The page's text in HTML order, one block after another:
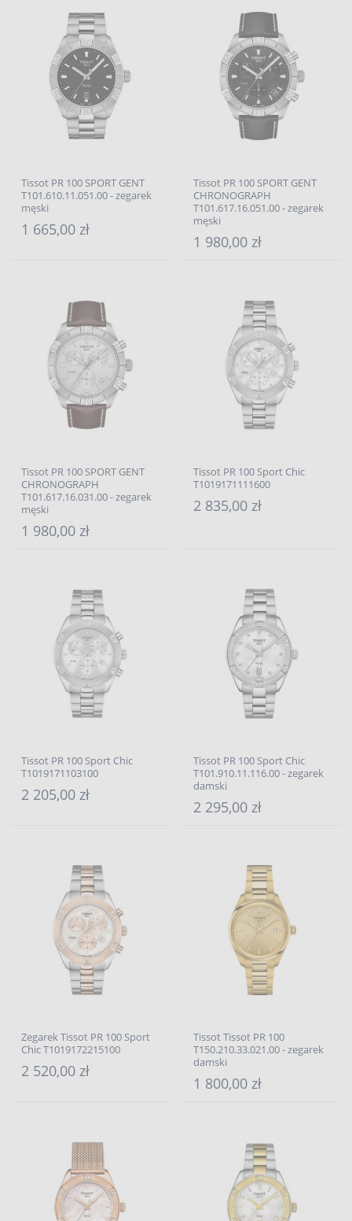
Tissot PR 100 SPORT GENT
T101.610.11.051.00 - zegarek
męski
1 665,00 zł
Tissot PR 100 SPORT GENT
CHRONOGRAPH
T101.617.16.051.00 - zegarek
męski
1 980,00 zł
Tissot PR 100 SPORT GENT
CHRONOGRAPH
T101.617.16.031.00 - zegarek
męski
1 980,00 zł
Tissot PR 100 Sport Chic
T1019171111600
2 835,00 zł
Tissot PR 100 Sport Chic
T1019171103100
2 205,00 zł
Tissot PR 100 Sport Chic
T101.910.11.116.00 - zegarek
damski
2 295,00 zł
Zegarek Tissot PR 100 Sport
Chic T1019172215100
2 520,00 zł
Tissot Tissot PR 100
T150.210.33.021.00 - zegarek
damski
1 800,00 zł